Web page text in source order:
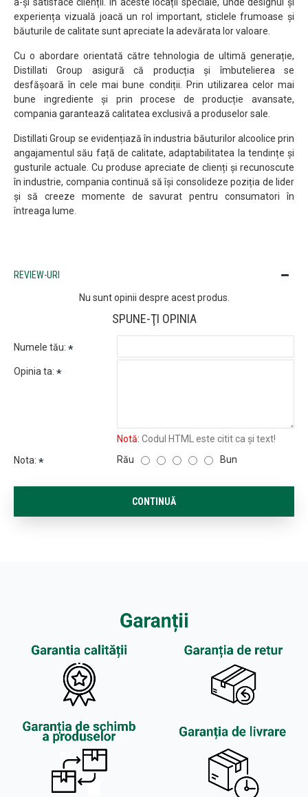
a-și satisface clienții. În aceste locații speciale, unde designul și
experiența vizuală joacă un rol important, sticlele frumoase și
băuturile de calitate sunt apreciate la adevărata lor valoare.
Cu o abordare orientată către tehnologia de ultimă generație,
Distillati Group asigură că producția și îmbutelierea se
desfășoară în cele mai bune condiții. Prin utilizarea celor mai
bune ingrediente și prin procese de producție avansate,
compania garantează calitatea exclusivă a produselor sale.
Distillati Group se evidențiază în industria băuturilor alcoolice prin
angajamentul său față de calitate, adaptabilitatea la tendințe și
gusturile actuale. Cu produse apreciate de clienți și recunoscute
în industrie, compania continuă să își consolideze poziția de lider
și să creeze momente de savurat pentru consumatori în
întreaga lume.
REVIEW-URI
Nu sunt opinii despre acest produs.
SPUNE-ŢI OPINIA
Numele tău:
Opinia ta:
Notă: Codul HTML este citit ca şi text!
Nota:
Rău Bun
CONTINUĂ